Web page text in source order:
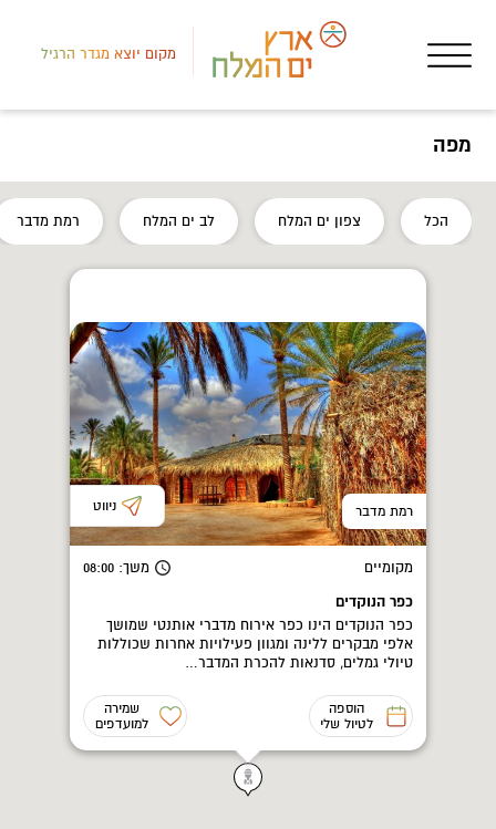
מקום יוצא מגדר הרגיל
מפה
הכל צפון ים המלח לב ים המלח רמת מדבר
רמת מדבר ניווט
מקומיים משך: 08:00
כפר הנוקדים
כפר הנוקדים הינו כפר אירוח מדברי אותנטי שמושך
אלפי מבקרים ללינה ומגוון פעילויות אחרות שכוללות
טיולי גמלים, סדנאות להכרת המדבר…
הוספה
לטיול שלי
שמירה
למועדפים